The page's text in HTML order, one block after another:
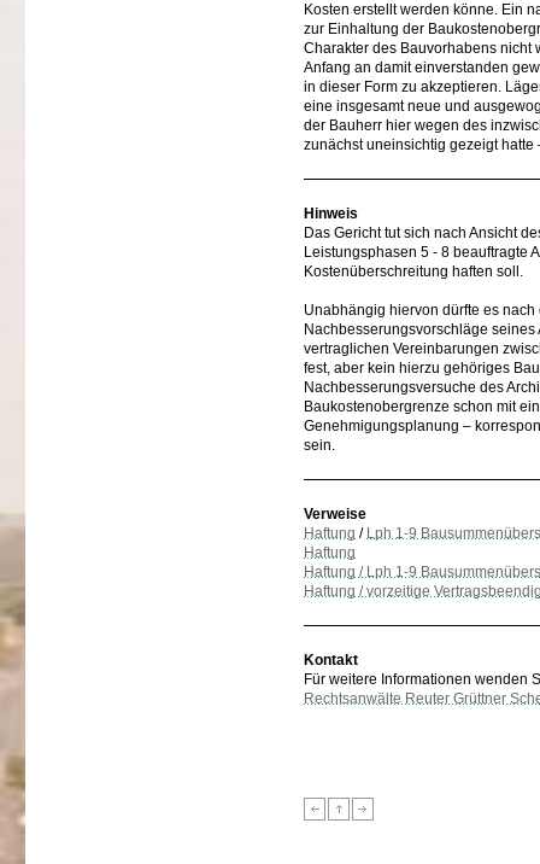
Kosten erstellt werden könne. Ein
zur Einhaltung der
Charakter des Bauvorhabens nicht
Anfang an damit einverstanden
in dieser Form zu akzeptieren.
eine insgesamt neue und
der Bauherr hier wegen des
zunächst uneinsichtig gezeigt
Hinweis
Das Gericht tut sich nach Ansicht
Leistungsphasen 5 - 8 beauftragte
Kostenüberschreitung haften soll.
Unabhängig hiervon dürfte es
Nachbesserungsvorschläge
vertraglichen Vereinbarungen
fest, aber kein hierzu gehöriges
Nachbesserungsversuche des
Baukostenobergrenze schon mit
Genehmigungsplanung –
sein.
Verweise
Haftung / Lph 1-9
Haftung
Haftung / Lph 1-9
Haftung / vorzeitige
Kontakt
Für weitere Informationen wenden
Rechtsanwälte Reuter Grüttner